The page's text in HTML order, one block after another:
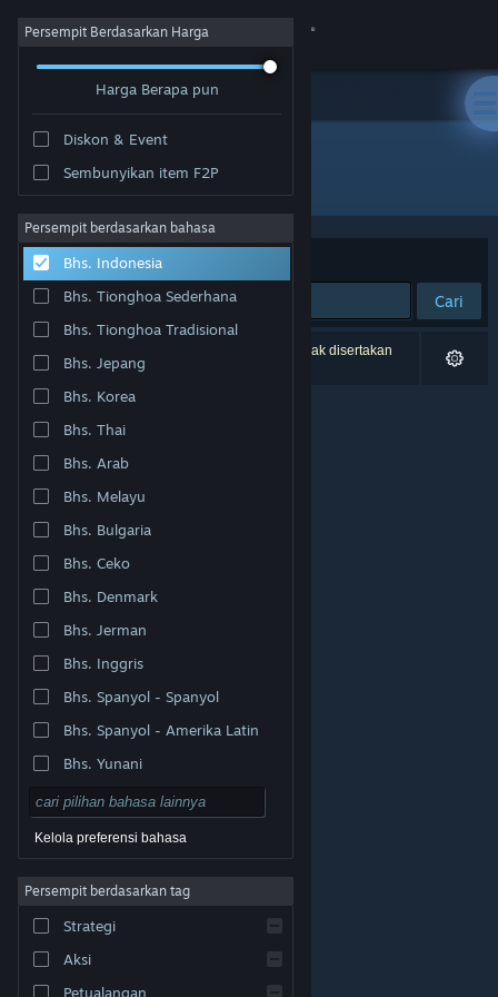
Login
Tentang
Bantuan
Ubah bahasa
Dapatkan Aplikasi Seluler Steam
Lihat situs web desktop
Undang. Semua merek dagang merupakan hak pemilik
Legal| Aksesibilitas
Pengembalian Dana
Persempit Berdasarkan Harga
Harga Berapa pun
Diskon & Event
Sembunyikan item F2P
Persempit berdasarkan bahasa
Bhs. Indonesia
Bhs. Tionghoa Sederhana
Bhs. Tionghoa Tradisional
Bhs. Jepang
Bhs. Korea
Bhs. Thai
Bhs. Arab
Bhs. Melayu
Bhs. Bulgaria
Bhs. Ceko
Bhs. Denmark
Bhs. Jerman
Bhs. Inggris
Bhs. Spanyol - Spanyol
Bhs. Spanyol - Amerika Latin
Bhs. Yunani
Kelola preferensi bahasa
Persempit berdasarkan tag
Strategi
Aksi
Petualangan
Pengembang: Bit Kid, Inc.
Berdasarkan Relevansi
Cari
0 hasil cocok dengan pencarianmu. 2 produk tidak disertakan
berdasarkan preferensimu.